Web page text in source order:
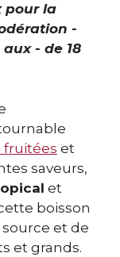
pour la
-
- de 18
fruitées et
saveurs,
et
boisson
source et de
et grands.